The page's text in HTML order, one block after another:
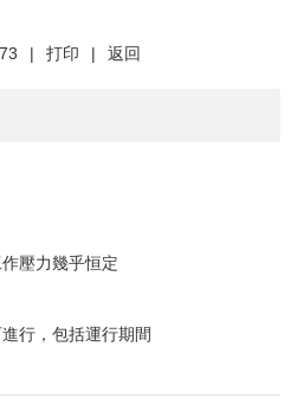
| 打印 | 返回
壓力幾乎恒定
行，包括運行期間